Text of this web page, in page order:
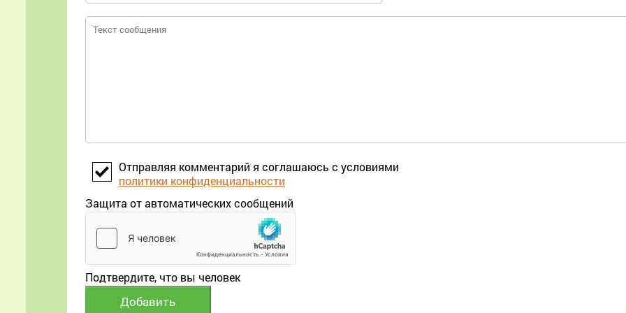
Отправляя комментарий я соглашаюсь с условиями
политики конфиденциальности
Защита от автоматических сообщений
Подтвердите, что вы человек